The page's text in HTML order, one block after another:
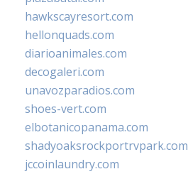
hawkscayresort.com
hellonquads.com
diarioanimales.com
decogaleri.com
unavozparadios.com
shoes-vert.com
elbotanicopanama.com
shadyoaksrockportrvpark.com
jccoinlaundry.com